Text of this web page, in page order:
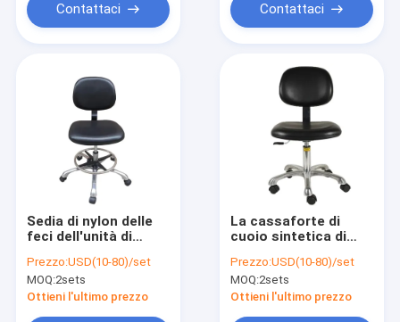
Contattaci Contattaci
Sedia di nylon delle
feci dell'unità di
delle macchine per
colata continua di
PA, anti sedia statica
Prezzo:USD(10-80)/set
MOQ:2sets
Ottieni l'ultimo prezzo
La cassaforte di
cuoio sintetica di
420x450mm per il
posto di lavoro
Prezzo:USD(10-80)/set
MOQ:2sets
Ottieni l'ultimo prezzo